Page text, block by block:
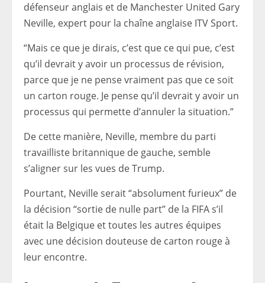
défenseur anglais et de Manchester United Gary
Neville, expert pour la chaîne anglaise ITV Sport.
“Mais ce que je dirais, c’est que ce qui pue, c’est
qu’il devrait y avoir un processus de révision,
parce que je ne pense vraiment pas que ce soit
un carton rouge. Je pense qu’il devrait y avoir un
processus qui permette d’annuler la situation.”
De cette manière, Neville, membre du parti
travailliste britannique de gauche, semble
s’aligner sur les vues de Trump.
Pourtant, Neville serait “absolument furieux” de
la décision “sortie de nulle part” de la FIFA s’il
était la Belgique et toutes les autres équipes
avec une décision douteuse de carton rouge à
leur encontre.